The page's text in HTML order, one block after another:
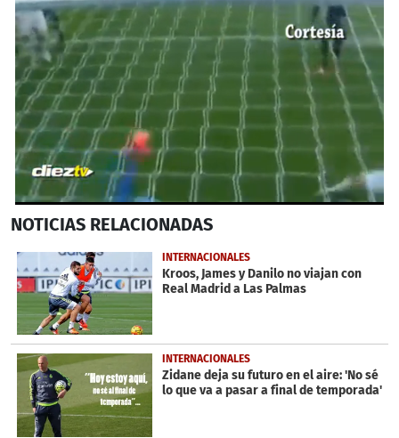
seconds
28
seconds
NOTICIAS RELACIONADAS
INTERNACIONALES
Kroos, James y Danilo no viajan con
Real Madrid a Las Palmas
INTERNACIONALES
Zidane deja su futuro en el aire: 'No sé
lo que va a pasar a final de temporada'